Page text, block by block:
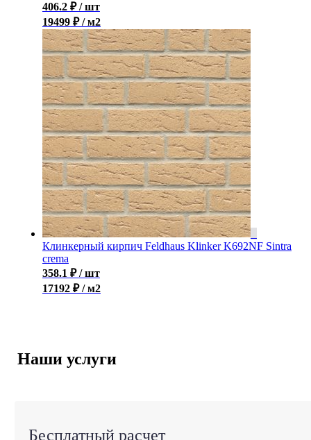
406.2 ₽ / шт
19499 ₽ / м2
Клинкерный кирпич Feldhaus Klinker K692NF Sintra
crema
358.1 ₽ / шт
17192 ₽ / м2
Наши услуги
Бесплатный расчет